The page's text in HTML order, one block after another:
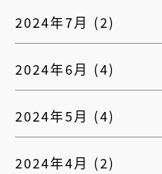
2024年7月 (2)
2024年6月 (4)
2024年5月 (4)
2024年4月 (2)